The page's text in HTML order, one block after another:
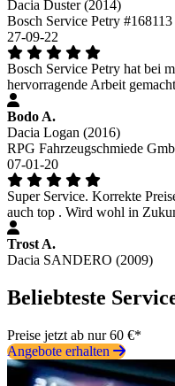
Dacia Duster (2014)
Bosch Service Petry #168113
27-09-22
Bosch Service Petry hat bei
hervorragende Arbeit
Bodo A.
Dacia Logan (2016)
RPG Fahrzeugschmiede
07-01-20
Super Service. Korrekte
auch top . Wird wohl in
Trost A.
Dacia SANDERO (2009)
Beliebteste
Preise jetzt ab nur 60 €*
Angebote erhalten